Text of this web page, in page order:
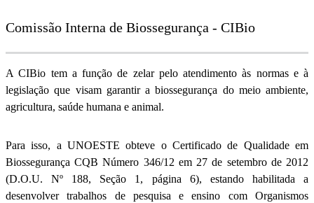
Comissão Interna de Biossegurança - CIBio
A CIBio tem a função de zelar pelo atendimento às normas e à
legislação que visam garantir a biossegurança do meio ambiente,
agricultura, saúde humana e animal.
Para isso, a UNOESTE obteve o Certificado de Qualidade em
Biossegurança CQB Número 346/12 em 27 de setembro de 2012
(D.O.U. Nº 188, Seção 1, página 6), estando habilitada a
desenvolver trabalhos de pesquisa e ensino com Organismos